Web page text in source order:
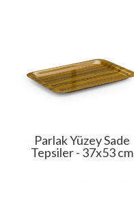
Parlak Yüzey Sade
Tepsiler - 37x53 cm